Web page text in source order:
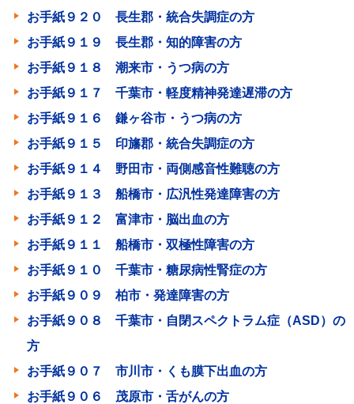
お手紙９２０ 長生郡・統合失調症の方
お手紙９１９ 長生郡・知的障害の方
お手紙９１８ 潮来市・うつ病の方
お手紙９１７ 千葉市・軽度精神発達遅滞の方
お手紙９１６ 鎌ヶ谷市・うつ病の方
お手紙９１５ 印旛郡・統合失調症の方
お手紙９１４ 野田市・両側感音性難聴の方
お手紙９１３ 船橋市・広汎性発達障害の方
お手紙９１２ 富津市・脳出血の方
お手紙９１１ 船橋市・双極性障害の方
お手紙９１０ 千葉市・糖尿病性腎症の方
お手紙９０９ 柏市・発達障害の方
お手紙９０８ 千葉市・自閉スペクトラム症（ASD）の
方
お手紙９０７ 市川市・くも膜下出血の方
お手紙９０６ 茂原市・舌がんの方